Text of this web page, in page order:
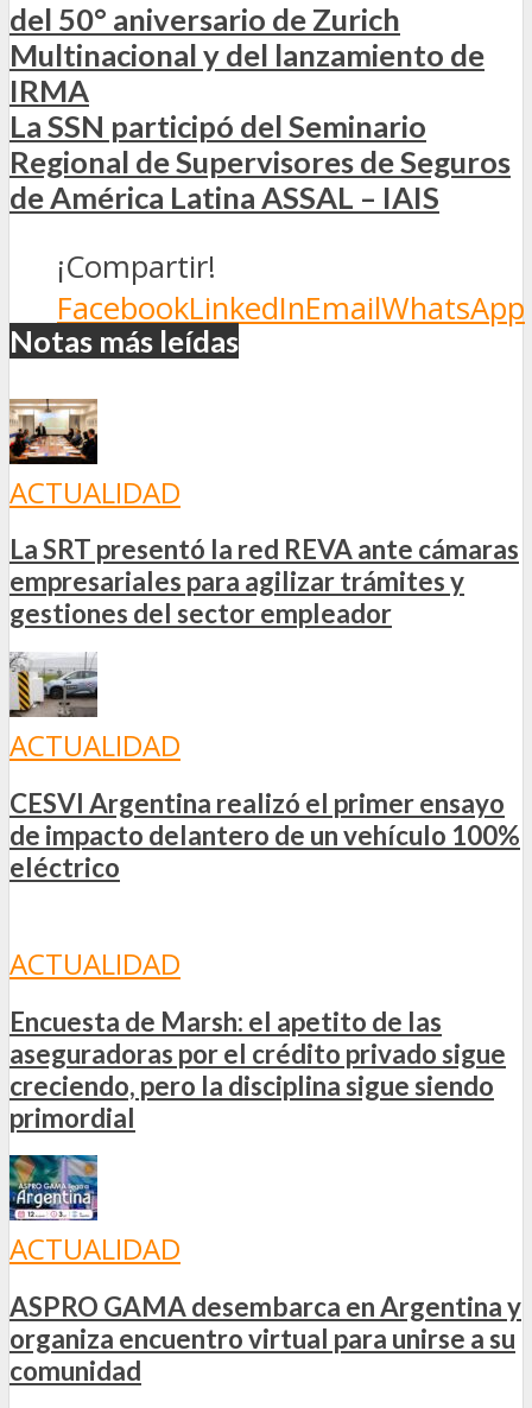
del 50° aniversario de Zurich
Multinacional y del lanzamiento de
IRMA
La SSN participó del Seminario
Regional de Supervisores de Seguros
de América Latina ASSAL – IAIS
¡Compartir!
FacebookLinkedInEmailWhatsApp
Notas más leídas
ACTUALIDAD
La SRT presentó la red REVA ante cámaras
empresariales para agilizar trámites y
gestiones del sector empleador
ACTUALIDAD
CESVI Argentina realizó el primer ensayo
de impacto delantero de un vehículo 100%
eléctrico
ACTUALIDAD
Encuesta de Marsh: el apetito de las
aseguradoras por el crédito privado sigue
creciendo, pero la disciplina sigue siendo
primordial
ACTUALIDAD
ASPRO GAMA desembarca en Argentina y
organiza encuentro virtual para unirse a su
comunidad